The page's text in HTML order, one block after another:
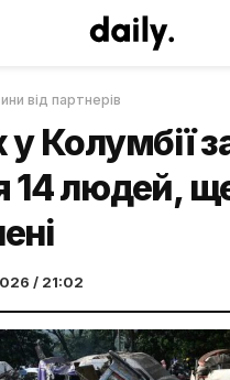
від партнерів
у Колумбії
14 людей,
/ 21:02